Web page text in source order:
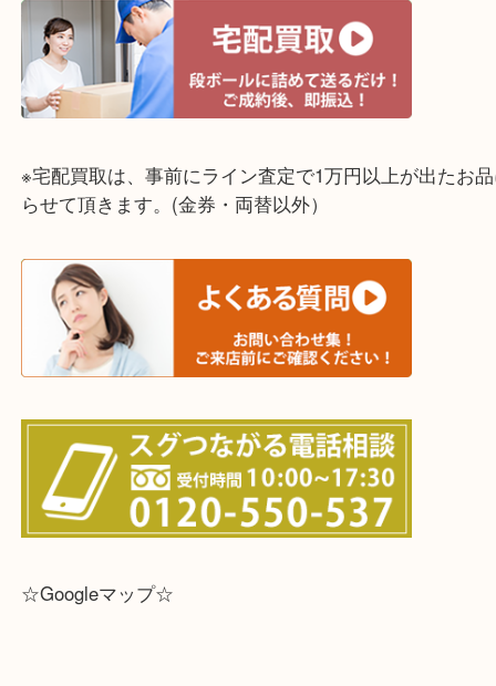
☆全国から宅配買取を受付中☆
※宅配買取は、事前にライン査定で1万円以上が出
らせて頂きます。(金券・両替以外）